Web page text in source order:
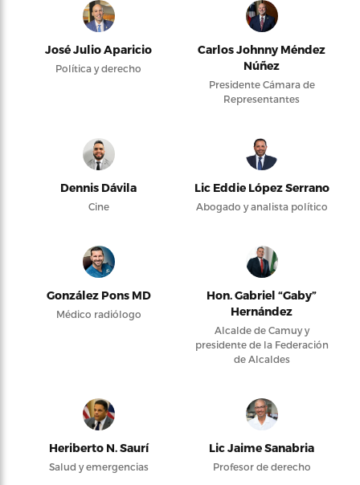
José Julio Aparicio
Política y derecho
Carlos Johnny Méndez
Núñez
Presidente Cámara de
Representantes
Dennis Dávila
Cine
Lic Eddie López Serrano
Abogado y analista político
González Pons MD
Médico radiólogo
Hon. Gabriel “Gaby”
Hernández
Alcalde de Camuy y
presidente de la Federación
de Alcaldes
Heriberto N. Saurí
Salud y emergencias
Lic Jaime Sanabria
Profesor de derecho